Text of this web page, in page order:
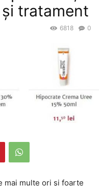
tratament
0
6818
mai multe ori şi foarte